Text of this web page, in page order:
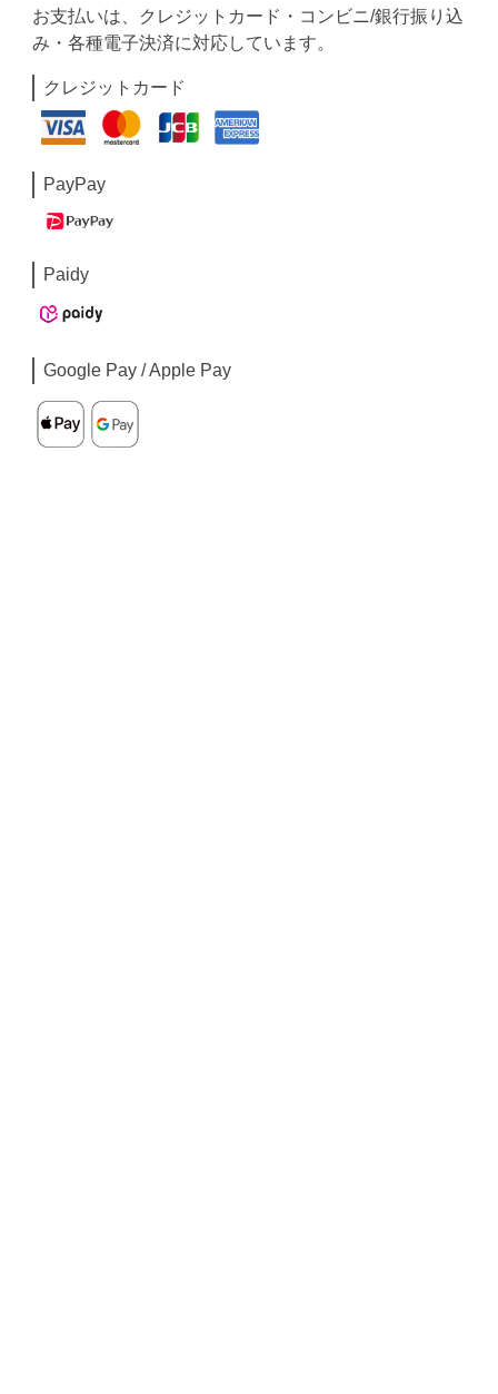
お支払いは、クレジットカード・コンビニ/銀行振り込
み・各種電子決済に対応しています。
クレジットカード
PayPay
Paidy
Google Pay / Apple Pay